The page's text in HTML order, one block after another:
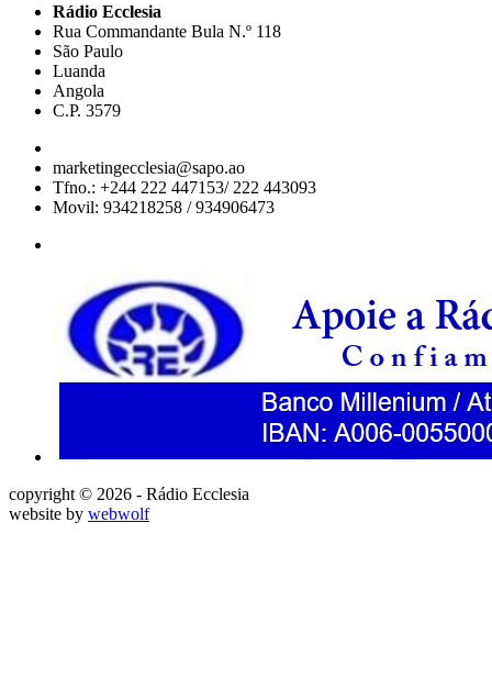
Rádio Ecclesia
Rua Commandante Bula N.º 118
São Paulo
Luanda
Angola
C.P. 3579
marketingecclesia@sapo.ao
Tfno.: +244 222 447153/ 222 443093
Movil: 934218258 / 934906473
copyright © 2026 - Rádio Ecclesia
website by webwolf